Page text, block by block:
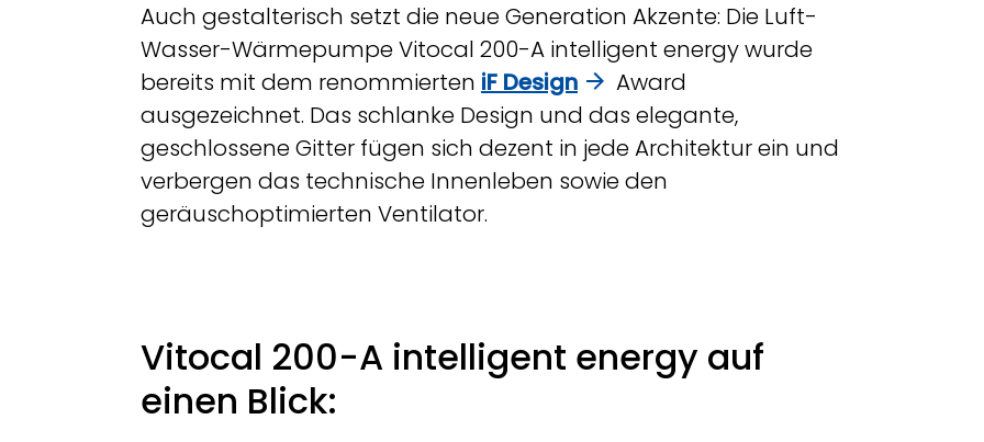
Auch gestalterisch setzt die neue Generation Akzente: Die Luft-
Wasser-Wärmepumpe Vitocal 200-A intelligent energy wurde
bereits mit dem renommierten iF Design
Award
ausgezeichnet. Das schlanke Design und das elegante,
geschlossene Gitter fügen sich dezent in jede Architektur ein und
verbergen das technische Innenleben sowie den
geräuschoptimierten Ventilator.
Vitocal 200-A intelligent energy auf
einen Blick: